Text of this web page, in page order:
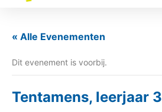
« Alle Evenementen
Dit evenement is voorbij.
Tentamens, leerjaar 3